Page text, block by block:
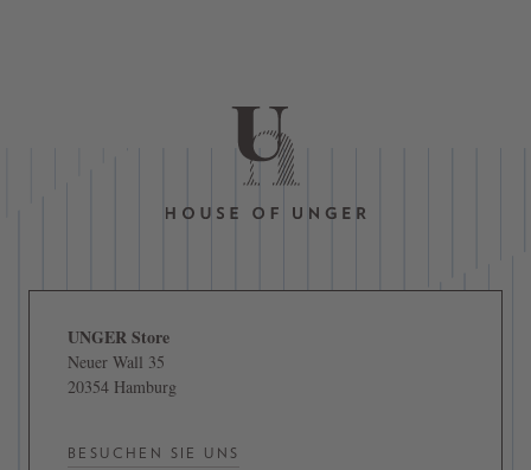
UNGER Store
Neuer Wall 35
20354 Hamburg
BESUCHEN SIE UNS